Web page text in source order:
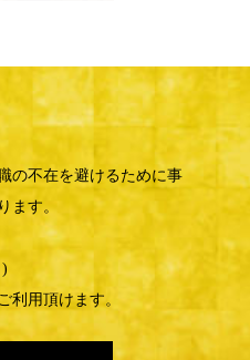
の不在を避けるために事
ます。
利用頂けます。